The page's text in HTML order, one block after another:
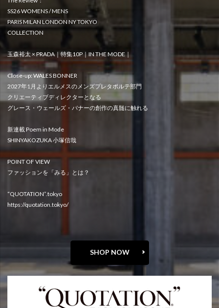
SS26 WOMENS / MENS
PARIS MILAN LONDON NY TOKYO
COLLECTION
玉森裕太 × PRADA｜特集10P｜IN THE MODE｜
Close-up: WALES BONNER
2027年1月よりエルメスのメンズプレタポルテ部門
クリエーティブディレクターとなる
グレース・ウェールズ・バナーの創作の真髄に触れる
新連載 Poem in Mode
SHINYAKOZUKA 小塚信哉
POINT OF VIEW
ファッションを「みる」とは？
“QUOTATION”.tokyo
https://quotation.tokyo/
SHOP NOW